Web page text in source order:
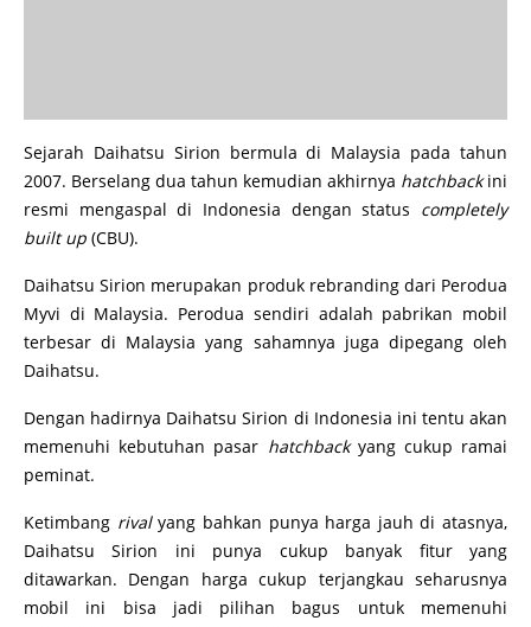
Sejarah Daihatsu Sirion bermula di Malaysia pada tahun
2007. Berselang dua tahun kemudian akhirnya hatchbackini
resmi mengaspal di Indonesia dengan status completely
built up (CBU).
Daihatsu Sirion merupakan produk rebranding dari Perodua
Myvi di Malaysia. Perodua sendiri adalah pabrikan mobil
terbesar di Malaysia yang sahamnya juga dipegang oleh
Daihatsu.
Dengan hadirnya Daihatsu Sirion di Indonesia ini tentu akan
memenuhi kebutuhan pasar hatchbackyang cukup ramai
peminat.
Ketimbang rivalyang bahkan punya harga jauh di atasnya,
Daihatsu Sirion ini punya cukup banyak fitur yang
ditawarkan. Dengan harga cukup terjangkau seharusnya
mobil ini bisa jadi pilihan bagus untuk memenuhi